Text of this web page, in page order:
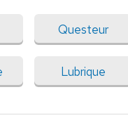
Questeur
Lubrique